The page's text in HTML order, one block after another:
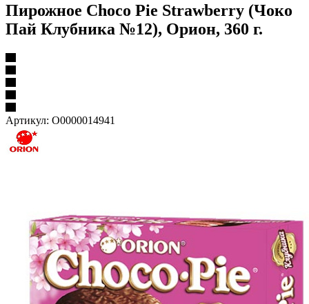
Пирожное Choco Pie Strawberry (Чоко
Пай Клубника №12), Орион, 360 г.
Артикул: О0000014941